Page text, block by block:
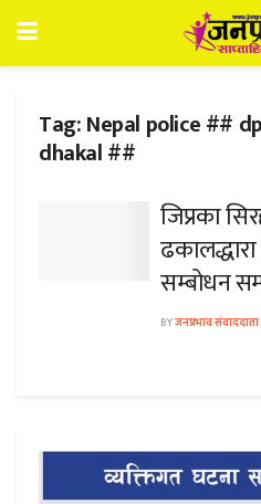
Tag:Nepal police ##
dhakal ##
जिप्रका
सम्बोधन
BYजनप्रभाव संवाददाता